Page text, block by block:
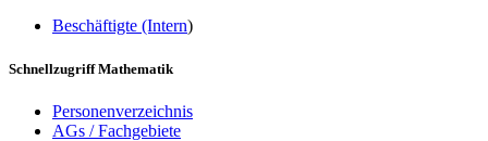
Beschäftigte (Intern)
Schnellzugriff Mathematik
Personenverzeichnis
AGs / Fachgebiete